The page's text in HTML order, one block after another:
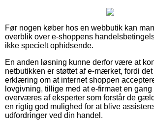
Før nogen køber hos en webbutik kan
overblik over e-shoppens
ikke specielt ophidsende.
En anden løsning kunne derfor være at
netbutikken er støttet af e-mærket, fordi
erklæring om at internet shoppen
lovgivning, tillige med at e-firmaet en
overværes af eksperter som forstår de
en rigtig god mulighed for at blive
udfordringer ved din handel.